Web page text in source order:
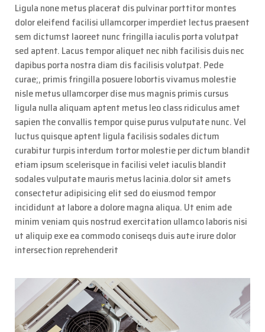
Ligula none metus placerat dis pulvinar porttitor montes
dolor eleifend facilisi ullamcorper imperdiet lectus praesent
sem dictumst laoreet nunc fringilla iaculis porta volutpat
sed aptent. Lacus tempor aliquet nec nibh facilisis duis nec
dapibus porta nostra diam dis facilisis volutpat. Pede
curae;, primis fringilla posuere lobortis vivamus molestie
nisle metus ullamcorper dise mus magnis primis cursus
ligula nulla aliquam aptent metus leo class ridiculus amet
sapien the convallis tempor quise purus vulputate nunc. Vel
luctus quisque aptent ligula facilisis sodales dictum
curabitur turpis interdum tortor molestie per dictum blandit
etiam ipsum scelerisque in facilisi velet iaculis blandit
sodales vulputate mauris metus lacinia.dolor sit amets
consectetur adipisicing elit sed do eiusmod tempor
incididunt at labore a dolore magna aliqua. Ut enim ade
minim veniam quis nostrud exercitation ullamco laboris nisi
ut aliquip exe ea commodo coniseqs duis aute irure dolor
intersection reprehenderit